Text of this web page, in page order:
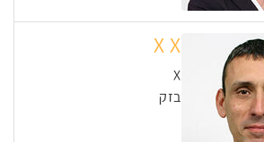
X X
X
בזק